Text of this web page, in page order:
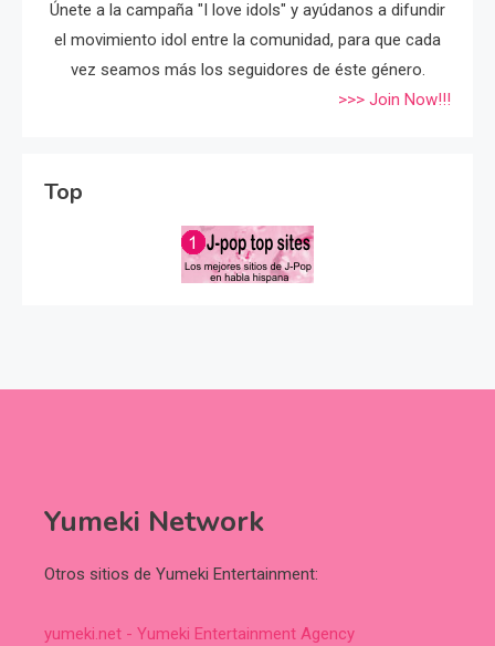
Únete a la campaña "I love idols" y ayúdanos a difundir
el movimiento idol entre la comunidad, para que cada
vez seamos más los seguidores de éste género.
>>> Join Now!!!
Top
Yumeki Network
Otros sitios de Yumeki Entertainment:
yumeki.net - Yumeki Entertainment Agency